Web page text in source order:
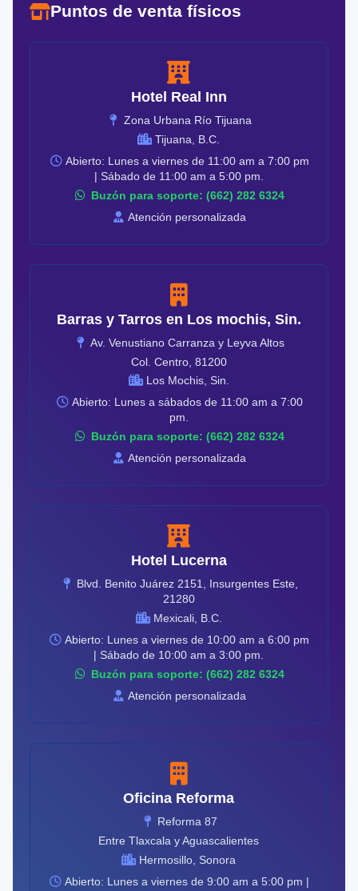
Puntos de venta físicos
Hotel Real Inn
Zona Urbana Río Tijuana
Tijuana, B.C.
Abierto: Lunes a viernes de 11:00 am a 7:00 pm
| Sábado de 11:00 am a 5:00 pm.
Buzón para soporte: (662) 282 6324
Atención personalizada
Barras y Tarros en Los mochis, Sin.
Av. Venustiano Carranza y Leyva Altos
Col. Centro, 81200
Los Mochis, Sin.
Abierto: Lunes a sábados de 11:00 am a 7:00
pm.
Buzón para soporte: (662) 282 6324
Atención personalizada
Hotel Lucerna
Blvd. Benito Juárez 2151, Insurgentes Este,
21280
Mexicali, B.C.
Abierto: Lunes a viernes de 10:00 am a 6:00 pm
| Sábado de 10:00 am a 3:00 pm.
Buzón para soporte: (662) 282 6324
Atención personalizada
Oficina Reforma
Reforma 87
Entre Tlaxcala y Aguascalientes
Hermosillo, Sonora
Abierto: Lunes a viernes de 9:00 am a 5:00 pm |